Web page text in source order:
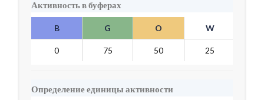
Активность в буферах
B G O W
0 75 50 25
Определение единицы активности